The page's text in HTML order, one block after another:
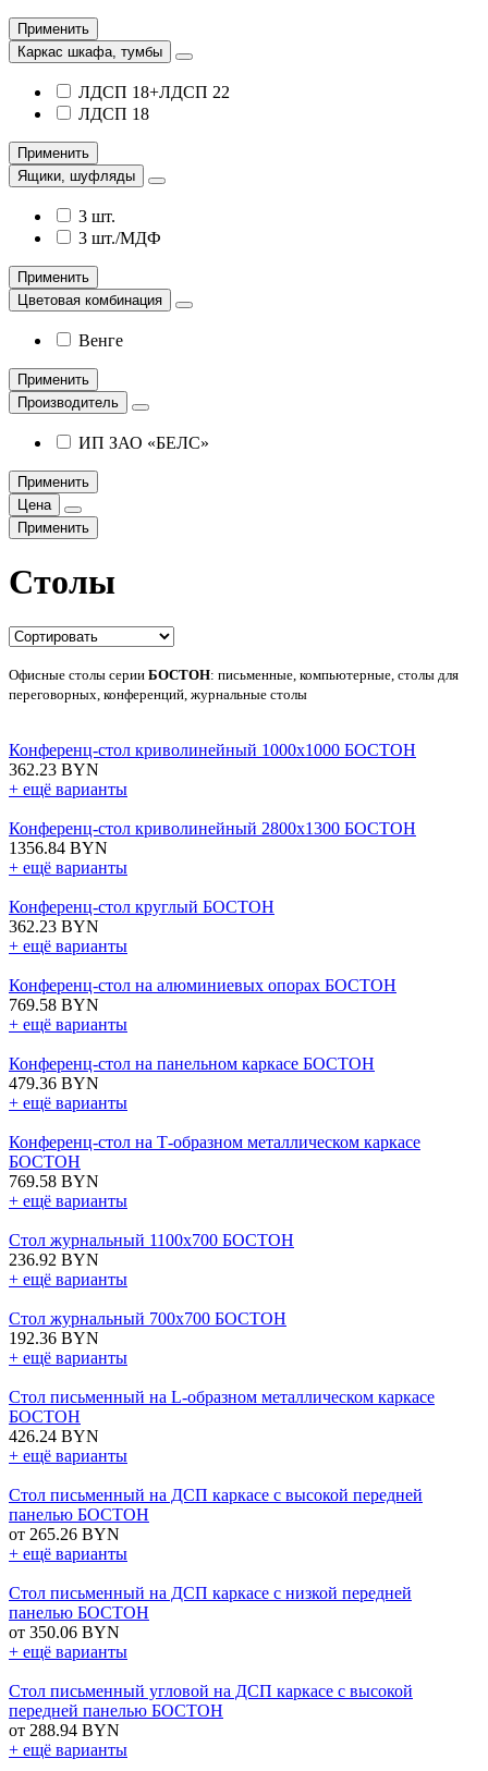
Применить
Каркас шкафа, тумбы
ЛДСП 18+ЛДСП 22
ЛДСП 18
Применить
Ящики, шуфляды
3 шт.
3 шт./МДФ
Применить
Цветовая комбинация
Венге
Применить
Производитель
ИП ЗАО «БЕЛС»
Применить
Цена
Применить
Столы
Офисные столы серии БОСТОН: письменные, компьютерные, столы для
переговорных, конференций, журнальные столы
Конференц-стол криволинейный 1000х1000 БОСТОН
362.23 BYN
+ ещё варианты
Конференц-стол криволинейный 2800х1300 БОСТОН
1356.84 BYN
+ ещё варианты
Конференц-стол круглый БОСТОН
362.23 BYN
+ ещё варианты
Конференц-стол на алюминиевых опорах БОСТОН
769.58 BYN
+ ещё варианты
Конференц-стол на панельном каркасе БОСТОН
479.36 BYN
+ ещё варианты
Конференц-стол на Т-образном металлическом каркасе
БОСТОН
769.58 BYN
+ ещё варианты
Стол журнальный 1100х700 БОСТОН
236.92 BYN
+ ещё варианты
Стол журнальный 700х700 БОСТОН
192.36 BYN
+ ещё варианты
Стол письменный на L-образном металлическом каркасе
БОСТОН
426.24 BYN
+ ещё варианты
Стол письменный на ДСП каркасе с высокой передней
панелью БОСТОН
от 265.26 BYN
+ ещё варианты
Стол письменный на ДСП каркасе с низкой передней
панелью БОСТОН
от 350.06 BYN
+ ещё варианты
Стол письменный угловой на ДСП каркасе с высокой
передней панелью БОСТОН
от 288.94 BYN
+ ещё варианты